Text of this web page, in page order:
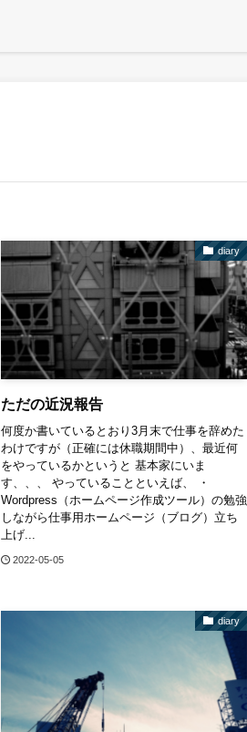
diary
ただの近況報告
何度か書いているとおり3月末で仕事を辞めた
わけですが（正確には休職期間中）、最近何
をやっているかというと 基本家にいま
す、、、 やっていることといえば、 ・
Wordpress（ホームページ作成ツール）の勉強
しながら仕事用ホームページ（ブログ）立ち
上げ...
2022-05-05
diary